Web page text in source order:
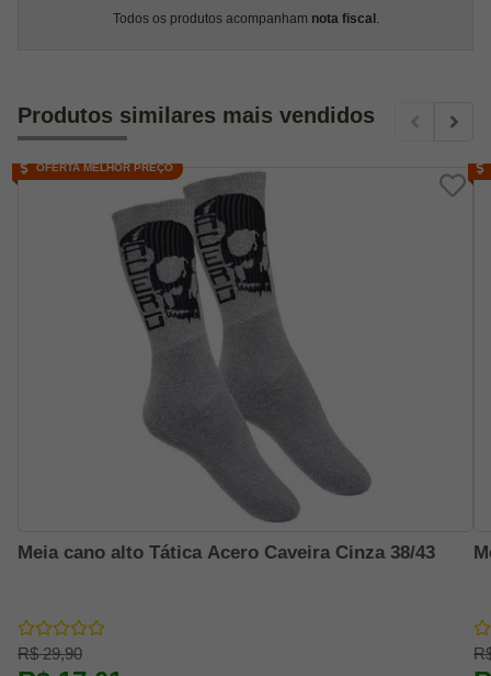
Todos os produtos acompanham nota fiscal .
Produtos similares mais vendidos
Meia cano alto Tática Acero Caveira Cinza 38/43
R$ 29,90
OFERTA MELHOR PREÇO